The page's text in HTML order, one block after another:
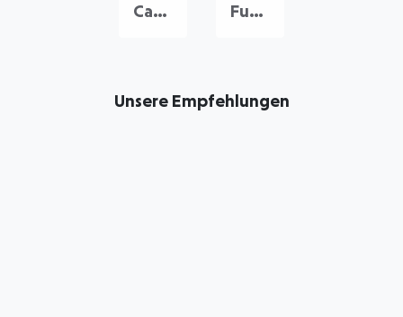
Caniço Funchal
Unsere Empfehlungen